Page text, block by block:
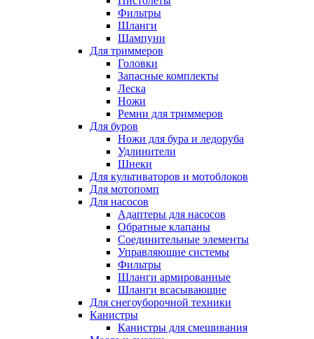
Фильтры
Шланги
Шампуни
Для триммеров
Головки
Запасные комплекты
Леска
Ножи
Ремни для триммеров
Для буров
Ножи для бура и ледоруба
Удлинители
Шнеки
Для культиваторов и мотоблоков
Для мотопомп
Для насосов
Адаптеры для насосов
Обратные клапаны
Соединительные элементы
Управляющие системы
Фильтры
Шланги армированные
Шланги всасывающие
Для снегоуборочной техники
Канистры
Канистры для смешивания